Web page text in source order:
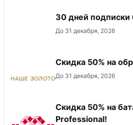
30 дней подписки
До 31 декабря, 2026
Скидка 50% на
До 31 декабря, 2026
Скидка 50% на
Professional!